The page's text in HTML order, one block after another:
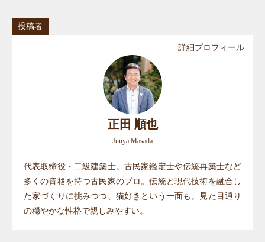
投稿者
詳細プロフィール
正田 順也
Junya Masada
代表取締役・二級建築士。古民家鑑定士や伝統再築士など
多くの資格を持つ古民家のプロ。伝統と現代技術を融合し
た家づくりに挑みつつ、猫好きという一面も。見た目通り
の穏やかな性格で親しみやすい。